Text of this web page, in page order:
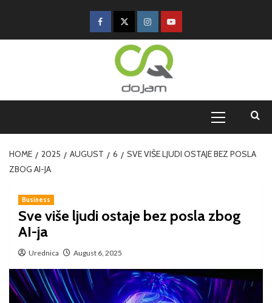
HOME 2025 AUGUST 6
SVE VIŠE LJUDI OSTAJE BEZ POSLA
ZBOG AI-JA
Business
Sve više ljudi ostaje bez posla zbog
AI-ja
Urednica August 6, 2025